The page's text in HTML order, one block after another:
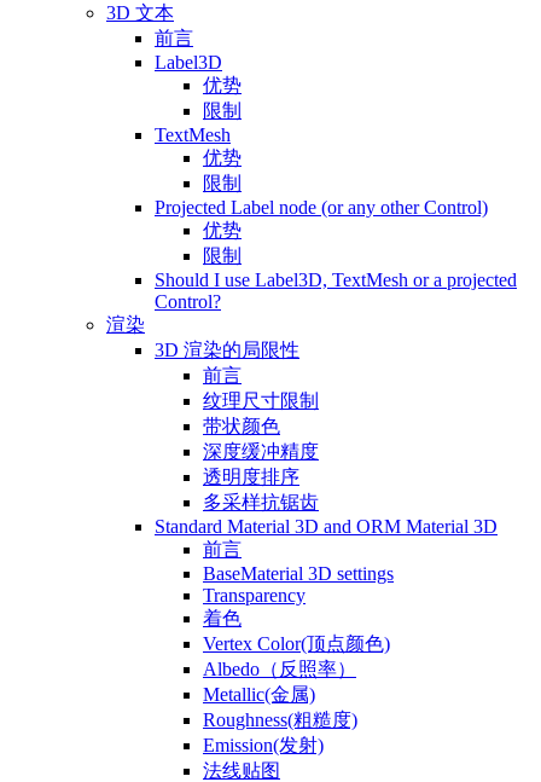
3D 文本
前言
Label3D
优势
限制
TextMesh
优势
限制
Projected Label node (or any other Control)
优势
限制
Should I use Label3D, TextMesh or a projected
Control?
渲染
3D 渲染的局限性
前言
纹理尺寸限制
带状颜色
深度缓冲精度
透明度排序
多采样抗锯齿
Standard Material 3D and ORM Material 3D
前言
BaseMaterial 3D settings
Transparency
着色
Vertex Color(顶点颜色)
Albedo（反照率）
Metallic(金属)
Roughness(粗糙度)
Emission(发射)
法线贴图